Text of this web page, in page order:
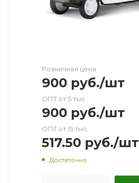
Розничная цена
900 руб./шт
ОПТ от 5 тыс.
900 руб./шт
ОПТ от 15 тыс.
517.50 руб./шт
Достаточно